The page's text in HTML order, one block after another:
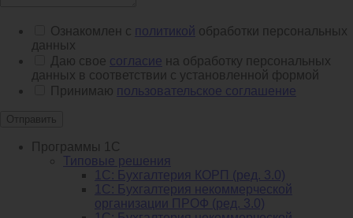
Ознакомлен с политикой обработки персональных
данных
Даю свое согласие на обработку персональных
данных в соответствии с установленной формой
Принимаю пользовательское соглашение
Отправить
Программы 1С
Типовые решения
1C: Бухгалтерия КОРП (ред. 3.0)
1С: Бухгалтерия некоммерческой
организации ПРОФ (ред. 3.0)